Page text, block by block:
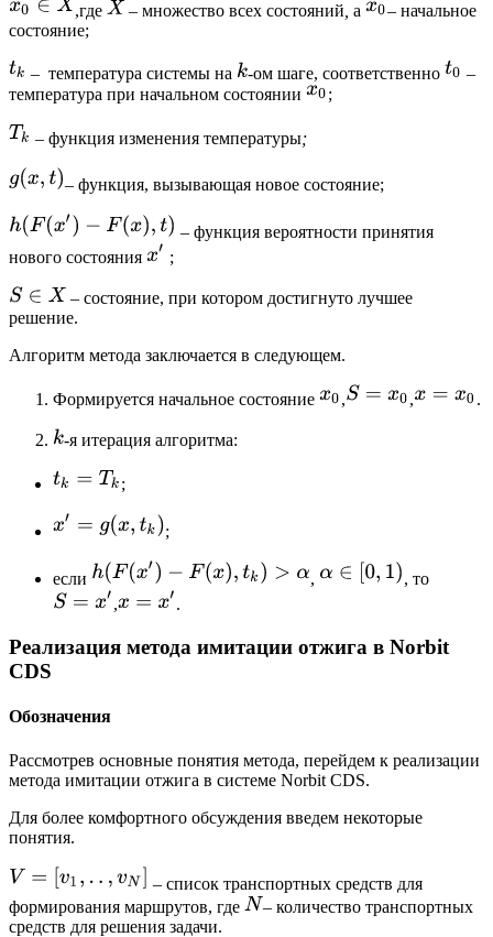
,где – множество всех состояний а – начальное
состояние;
– температура системы на -ом шаге, соответственно
–
температура при начальном состоянии
;
– функция изменения температуры;
– функция, вызывающая новое состояние;
– функция вероятности принятия
нового состояния
;
– состояние, при котором достигнуто лучшее
решение.
Алгоритм метода заключается в следующем.
Формируется начальное состояние , , .
-я итерация алгоритма:
;
;
если ,
, то
,
.
Реализация метода имитации отжига в Norbit
CDS
Обозначения
Рассмотрев основные понятия метода, перейдем к реализации
метода имитации отжига в системе Norbit CDS.
Для более комфортного обсуждения введем некоторые
понятия.
– список транспортных средств для
формирования маршрутов, где
– количество транспортных
средств для решения задачи.